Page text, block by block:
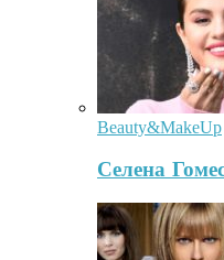
Beauty&MakeUp
Селена